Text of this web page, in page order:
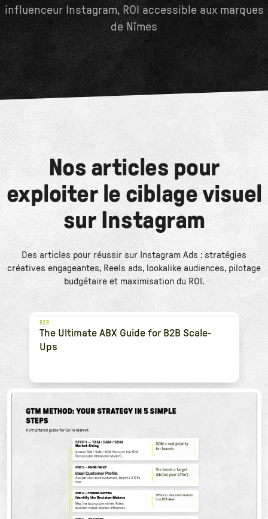
influenceur Instagram, ROI accessible aux marques
de Nîmes
Nos articles pour
exploiter le ciblage visuel
sur Instagram
Des articles pour réussir sur Instagram Ads : stratégies
créatives engageantes, Reels ads, lookalike audiences, pilotage
budgétaire et maximisation du ROI.
B2B
The Ultimate ABX Guide for B2B Scale-
Ups